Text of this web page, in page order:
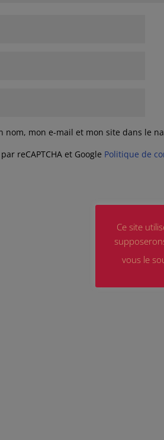
nom, mon e-mail et mon site dans le
reCAPTCHA et Google Politique de
Ce site
vous le